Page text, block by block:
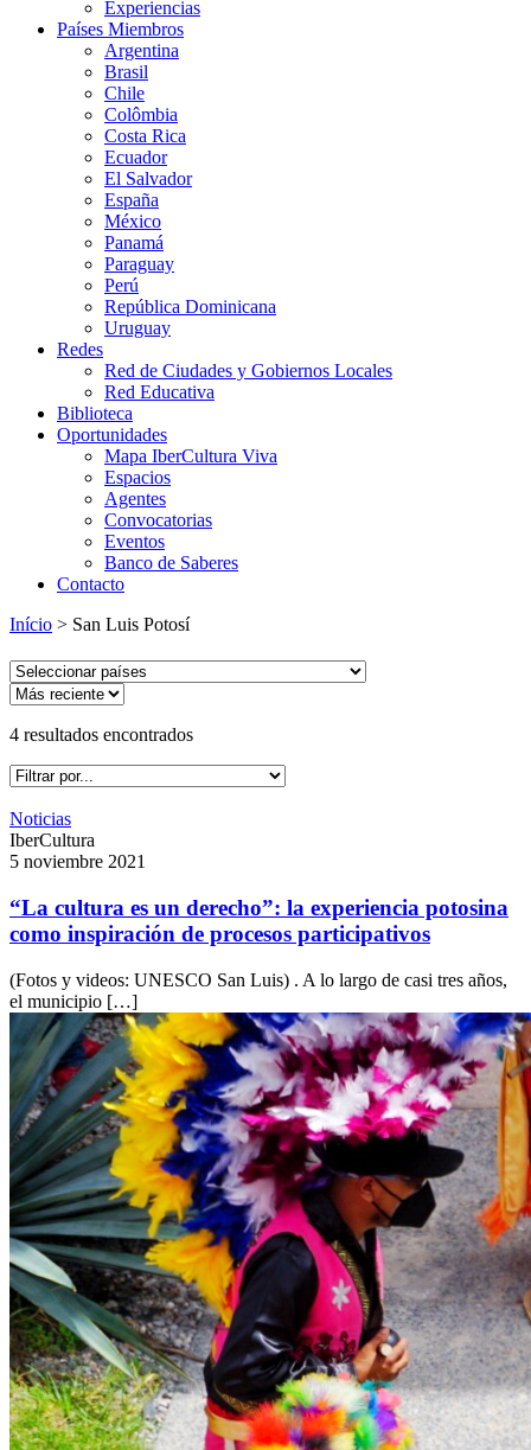
Experiencias
Países Miembros
Argentina
Brasil
Chile
Colômbia
Costa Rica
Ecuador
El Salvador
España
México
Panamá
Paraguay
Perú
República Dominicana
Uruguay
Redes
Red de Ciudades y Gobiernos Locales
Red Educativa
Biblioteca
Oportunidades
Mapa IberCultura Viva
Espacios
Agentes
Convocatorias
Eventos
Banco de Saberes
Contacto
Início > San Luis Potosí
4 resultados encontrados
Noticias
IberCultura
5 noviembre 2021
“La cultura es un derecho”: la experiencia potosina
como inspiración de procesos participativos
(Fotos y videos: UNESCO San Luis) . A lo largo de casi tres años,
el municipio […]